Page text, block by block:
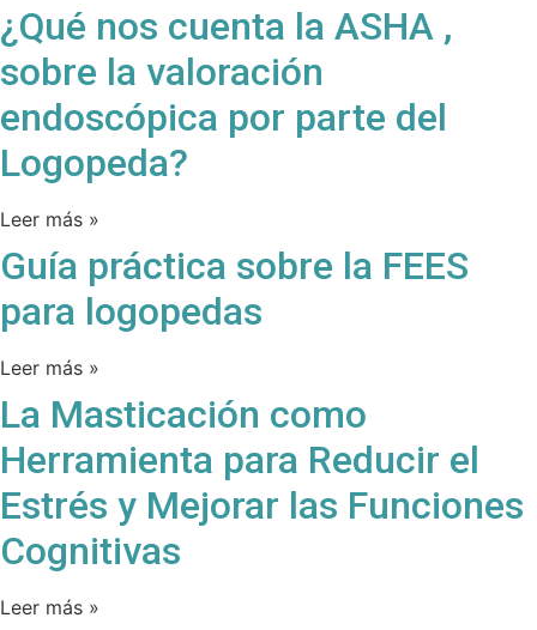
¿Qué nos cuenta la ASHA ,
sobre la valoración
endoscópica por parte del
Logopeda?
Leer más »
Guía práctica sobre la FEES
para logopedas
Leer más »
La Masticación como
Herramienta para Reducir el
Estrés y Mejorar las Funciones
Cognitivas
Leer más »